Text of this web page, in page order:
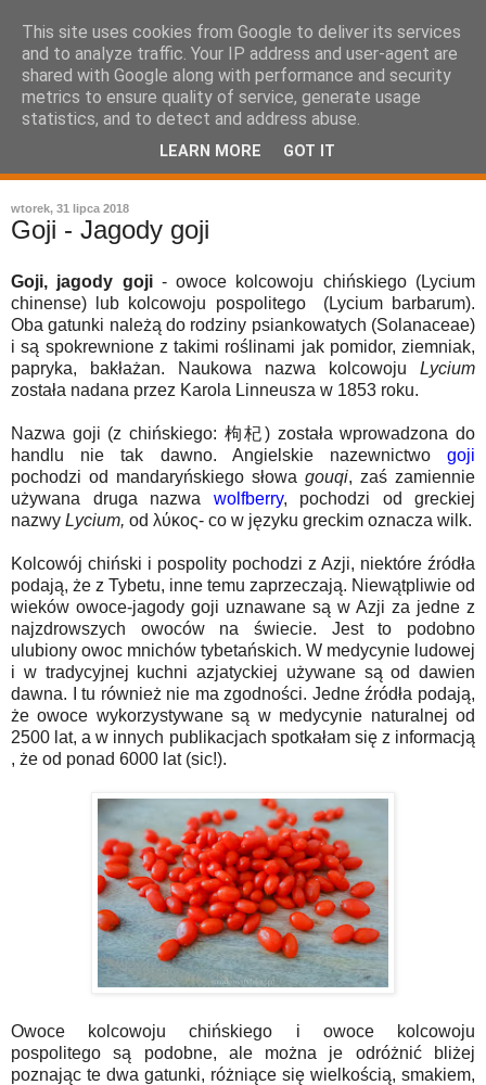
leksykon sztuki kulinarnej
wtorek, 31 lipca 2018
Goji - Jagody goji
Goji, jagody goji - owoce kolcowoju chińskiego (Lycium
chinense) lub kolcowoju pospolitego (Lycium barbarum).
Oba gatunki należą do rodziny psiankowatych (Solanaceae)
i są spokrewnione z takimi roślinami jak pomidor, ziemniak,
papryka, bakłażan. Naukowa nazwa kolcowoju Lycium
została nadana przez Karola Linneusza w 1853 roku.
Nazwa goji (z chińskiego: 枸杞) została wprowadzona do
handlu nie tak dawno. Angielskie nazewnictwo goji
pochodzi od mandaryńskiego słowa gouqi, zaś zamiennie
używana druga nazwa wolfberry, pochodzi od greckiej
nazwy Lycium, od λύκος- co w języku greckim oznacza wilk.
Kolcowój chiński i pospolity pochodzi z Azji, niektóre źródła
podają, że z Tybetu, inne temu zaprzeczają. Niewątpliwie od
wieków owoce-jagody goji uznawane są w Azji za jedne z
najzdrowszych owoców na świecie. Jest to podobno
ulubiony owoc mnichów tybetańskich. W medycynie ludowej
i w tradycyjnej kuchni azjatyckiej używane są od dawien
dawna. I tu również nie ma zgodności. Jedne źródła podają,
że owoce wykorzystywane są w medycynie naturalnej od
2500 lat, a w innych publikacjach spotkałam się z informacją
, że od ponad 6000 lat (sic!).
Owoce kolcowoju chińskiego i owoce kolcowoju
pospolitego są podobne, ale można je odróżnić bliżej
poznając te dwa gatunki, różniące się wielkością, smakiem,
This site uses cookies from Google to deliver its services
and to analyze traffic. Your IP address and user-agent are
shared with Google along with performance and security
metrics to ensure quality of service, generate usage
statistics, and to detect and address abuse.
LEARN MORE GOT IT